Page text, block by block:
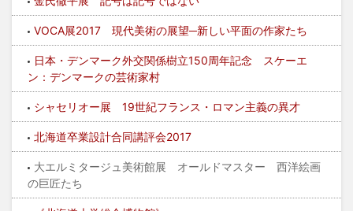
VOCA展2017 現代美術の展望─新しい平面の作家たち
日本・デンマーク外交関係樹立150周年記念 スケーエ
ン：デンマークの芸術家村
シャセリオー展 19世紀フランス・ロマン主義の異才
北海道卒業設計合同講評会2017
大エルミタージュ美術館展 オールドマスター 西洋絵画
の巨匠たち